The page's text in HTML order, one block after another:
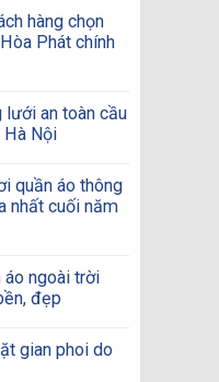
hàng chọn
Phát chính
an toàn cầu
Hà Nội
quần áo thông
nhất cuối năm
áo ngoài trời
đẹp
gian phoi do